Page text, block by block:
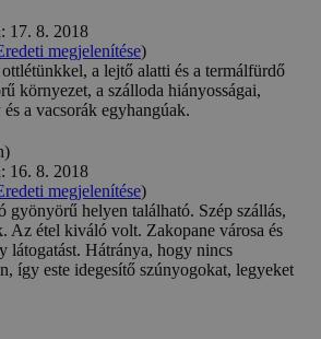
17. 8. 2018
megjelenítése)
a lejtő alatti és a termálfürdő
környezet, a szálloda hiányosságai,
a vacsorák egyhangúak.
16. 8. 2018
megjelenítése)
gyönyörű helyen található. Szép szállás,
Az étel kiváló volt. Zakopane városa és
látogatást. Hátránya, hogy nincs
így este idegesítő szúnyogokat, legyeket